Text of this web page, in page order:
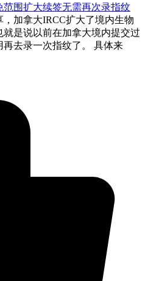
围扩大续签无需再次录指纹
加拿大IRCC扩大了境内生物
是说以前在加拿大境内提交过
去录一次指纹了。 具体来